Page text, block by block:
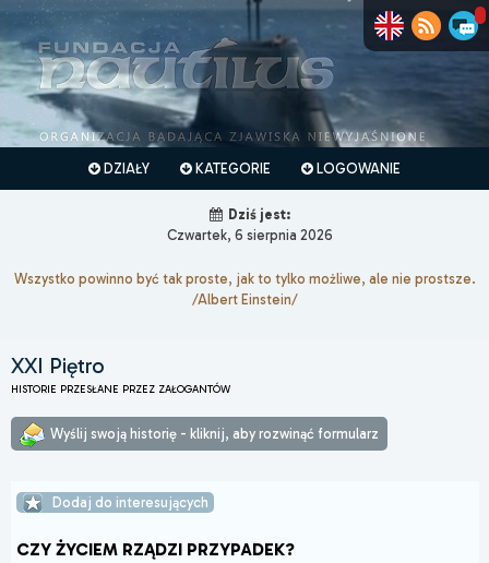
DZIAŁY KATEGORIE LOGOWANIE
Dziś jest:
Czwartek, 6 sierpnia 2026
Wszystko powinno być tak proste, jak to tylko możliwe, ale nie prostsze.
/Albert Einstein/
XXI Piętro
HISTORIE PRZESŁANE PRZEZ ZAŁOGANTÓW
Wyślij swoją historię - kliknij, aby rozwinąć formularz
Dodaj do interesujących
CZY ŻYCIEM RZĄDZI PRZYPADEK?